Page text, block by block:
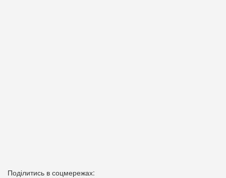
Поділитись в соцмережах: